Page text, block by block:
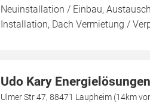
Neuinstallation / Einbau,
Installation, Dach Vermietung /
Udo Kary Energielösungen
Ulmer Str 47, 88471 Laupheim (14km